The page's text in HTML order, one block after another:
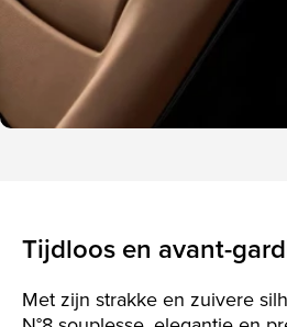
Tijdloos en avant-
Met zijn strakke en zuivere